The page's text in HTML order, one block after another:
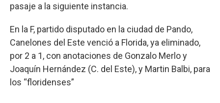
pasaje a la siguiente instancia.
En la F, partido disputado en la ciudad de Pando,
Canelones del Este venció a Florida, ya eliminado,
por 2 a 1, con anotaciones de Gonzalo Merlo y
Joaquín Hernández (C. del Este), y Martin Balbi, para
los “floridenses”